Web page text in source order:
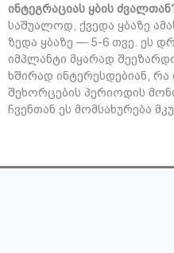
ინტეგრაციას ყბის
საშუალოდ, ქვედა ყბაზე
ზედა ყბაზე — 5-6 თვე. ეს
იმპლანტი მყარად
ხშირად ინტერესდებიან,
შეხორცების პერიოდის
ჩვენთან ეს მომსახურება